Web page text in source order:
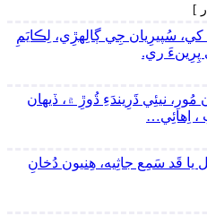
]
کي، سُپيرِيان جِي ڳالِهڙِي، لِڪايَمِ
پِرِينءَ ري.
نيئِي ڌَرِيندَءِ ڌُوڙِ ۾، ڏيھان
اِهائِي…
يا قَد سَمِع جاثِيه، هِنيون دُخانِ